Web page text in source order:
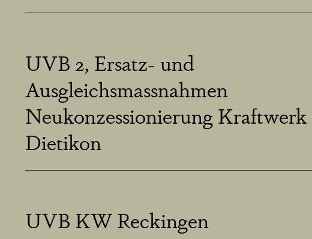
UVB 2, Ersatz- und
Ausgleichsmassnahmen
Neukonzessionierung Kraftwerk
Dietikon
UVB KW Reckingen